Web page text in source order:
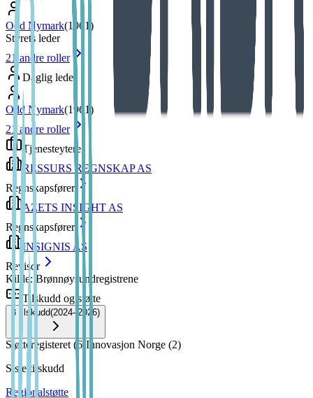
Odd Nymark(1961 )
Styrets leder
21 andre roller
Daglig leder
Odd Nymark(1961 )
21 andre roller
Tjenesteytere
RESSURS REGNSKAP AS
Regnskapsfører
AZETS INSIGHT AS
Regnskapsfører
INSIGNIS AS
Revisor
Kilde: Brønnøysundregistrene
Tilskudd og støtte
8 tilskudd(2024–2026)
Støtteregisteret ( 6 Innovasjon Norge (2)
Siste tilskudd
Regionalstøtte